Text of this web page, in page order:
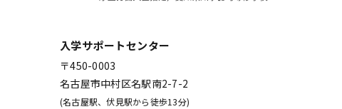
入学サポートセンター
〒450-0003
名古屋市中村区名駅南2-7-2
(名古屋駅、伏見駅から徒歩13分)